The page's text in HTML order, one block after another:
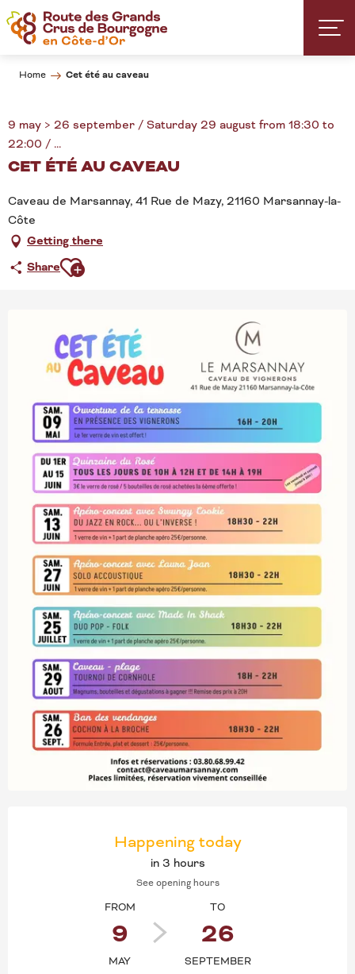
Aller
au
contenu
Home Cet été au caveau
9 may > 26 september / Saturday 29 august from 18:30 to
22:00 / ...
CET ÉTÉ AU CAVEAU
Caveau de Marsannay, 41 Rue de Mazy, 21160 Marsannay-la-
Côte
Getting there
ShareAjouter aux favoris
OPENING HOURS &
Happening today
in 3 hours
See opening hours
FROM
9
MAY
TO
26
SEPTEMBER